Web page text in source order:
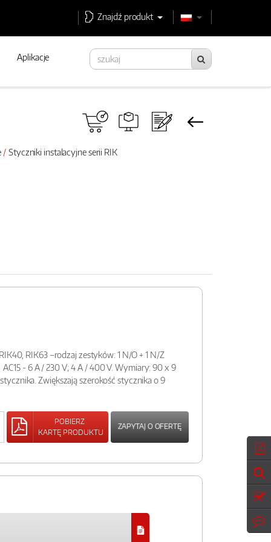
Znajdź produkt
Aplikacje
Styczniki instalacyjne serii RIK
RIK63 –rodzaj zestyków: 1 N/O + 1 N/Z
- 6 A / 230 V; 4 A / 400 V. Wymiary: 90 x 9
Zwiększają szerokość stycznika o 9
POBIERZ
KARTĘ PRODUKTU
ZAPYTAJ O OFERTĘ